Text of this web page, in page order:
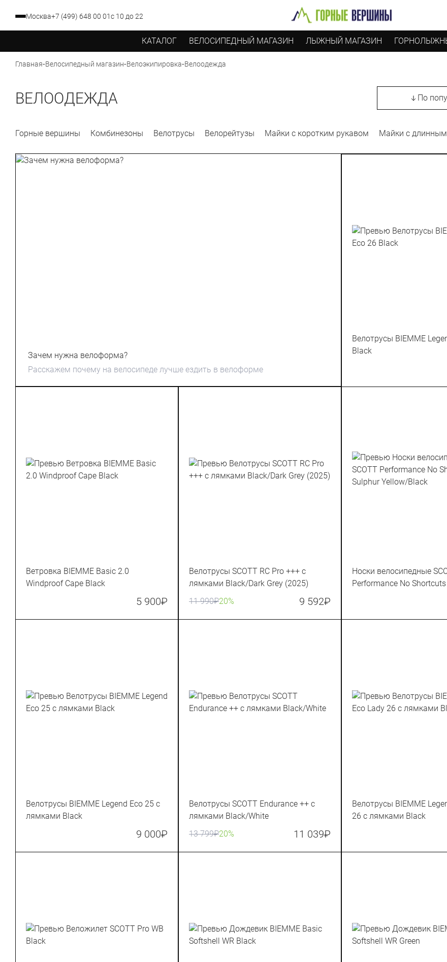
Москва+7 (499) 648 00 01с 10 до 22
КАТАЛОГ ВЕЛОСИПЕДНЫЙ МАГАЗИН ЛЫЖНЫЙ МАГАЗИН
Главная-Велосипедный магазин-Велоэкипировка-Велоодежда
ВЕЛООДЕЖДА По
Горные вершины Комбинезоны Велотрусы Велорейтузы Майки с коротким рукавом Майки с
Зачем нужна велоформа?
Расскажем почему на велосипеде лучше ездить в велоформе
Велотрусы BIEMME
Black
Ветровка BIEMME Basic 2.0
Windproof Cape Black
5 900₽
Велотрусы SCOTT RC Pro +++ с
лямками Black/Dark Grey (2025)
11 990₽20% 9 592₽
Носки велосипедные
Performance No
Велотрусы BIEMME Legend Eco 25 c
лямками Black
9 000₽
Велотрусы SCOTT Endurance ++ с
лямками Black/White
13 799₽20% 11 039₽
Велотрусы BIEMME
26 c лямками Black